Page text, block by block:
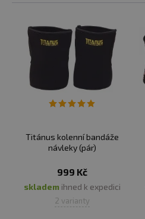
Titánus kolenní bandáže
návleky (pár)
999 Kč
skladem ihned k expedici
2 varianty